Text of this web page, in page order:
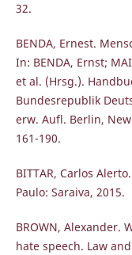
32.
BENDA, Ernest.
In: BENDA, Ernst;
et al. (Hrsg.).
Bundesrepublik
erw. Aufl. Berlin,
161-190.
BITTAR, Carlos
Paulo: Saraiva, 2015.
BROWN, Alexander.
hate speech. Law